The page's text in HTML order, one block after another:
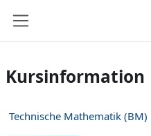
Kursinformation
Technische Mathematik (BM)